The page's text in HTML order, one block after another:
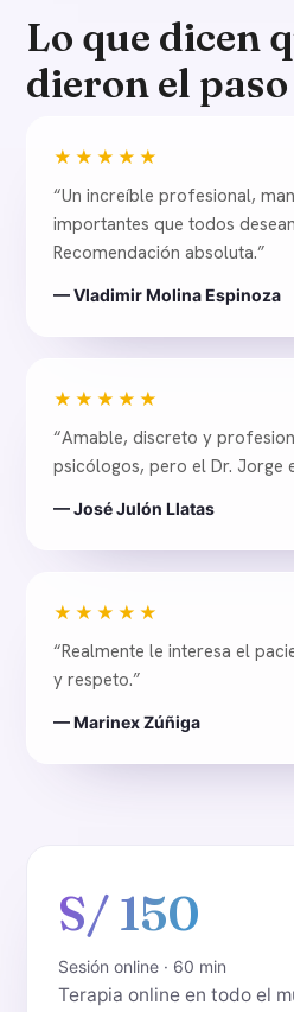
Lo que dicen
dieron el paso
★★★★★
“Un increíble profesional,
importantes que todos
Recomendación absoluta.”
— Vladimir Molina Espinoza
★★★★★
“Amable, discreto y
psicólogos, pero el Dr. Jorge
— José Julón Llatas
★★★★★
“Realmente le interesa el
y respeto.”
— Marinex Zúñiga
S/ 150
Sesión online · 60 min
Terapia online en todo el